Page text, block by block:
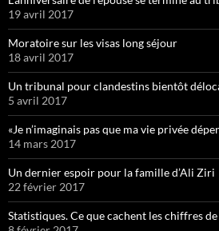
19 avril 2017
Moratoire sur les visas long séjour
18 avril 2017
Un tribunal pour clandestins bientôt
5 avril 2017
«Je n’imaginais pas que ma vie privée
14 mars 2017
Un dernier espoir pour la famille d’Ali Ziri
22 février 2017
Statistiques. Ce que cachent les chiffres